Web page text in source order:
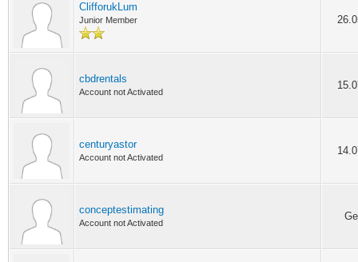
ClifforukLum
Junior Member
cbdrentals
Account not Activated
centuryastor
Account not Activated
conceptestimating
Account not Activated